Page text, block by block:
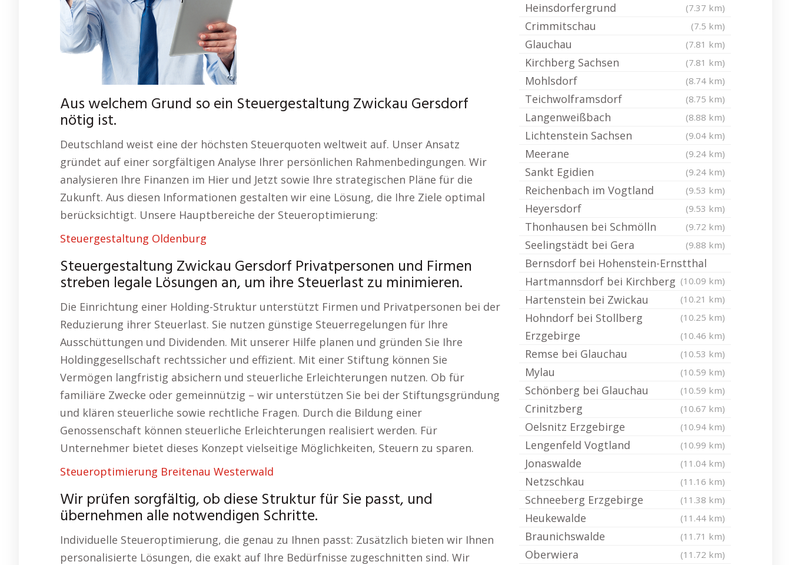
Aus welchem Grund so ein Steuergestaltung Zwickau Gersdorf
nötig ist.
Deutschland weist eine der höchsten Steuerquoten weltweit auf. Unser Ansatz
gründet auf einer sorgfältigen Analyse Ihrer persönlichen Rahmenbedingungen. Wir
analysieren Ihre Finanzen im Hier und Jetzt sowie Ihre strategischen Pläne für die
Zukunft. Aus diesen Informationen gestalten wir eine Lösung, die Ihre Ziele optimal
berücksichtigt. Unsere Hauptbereiche der Steueroptimierung:
Steuergestaltung Oldenburg
Steuergestaltung Zwickau Gersdorf Privatpersonen und Firmen
streben legale Lösungen an, um ihre Steuerlast zu minimieren.
Die Einrichtung einer Holding-Struktur unterstützt Firmen und Privatpersonen bei der
Reduzierung ihrer Steuerlast. Sie nutzen günstige Steuerregelungen für Ihre
Ausschüttungen und Dividenden. Mit unserer Hilfe planen und gründen Sie Ihre
Holdinggesellschaft rechtssicher und effizient. Mit einer Stiftung können Sie
Vermögen langfristig absichern und steuerliche Erleichterungen nutzen. Ob für
familiäre Zwecke oder gemeinnützig – wir unterstützen Sie bei der Stiftungsgründung
und klären steuerliche sowie rechtliche Fragen. Durch die Bildung einer
Genossenschaft können steuerliche Erleichterungen realisiert werden. Für
Unternehmer bietet dieses Konzept vielseitige Möglichkeiten, Steuern zu sparen.
Steueroptimierung Breitenau Westerwald
Wir prüfen sorgfältig, ob diese Struktur für Sie passt, und
übernehmen alle notwendigen Schritte.
Individuelle Steueroptimierung, die genau zu Ihnen passt: Zusätzlich bieten wir Ihnen
personalisierte Lösungen, die exakt auf Ihre Bedürfnisse zugeschnitten sind. Wir
Heinsdorfergrund (7.37 km)
Crimmitschau (7.5 km)
Glauchau (7.81 km)
Kirchberg Sachsen (7.81 km)
Mohlsdorf (8.74 km)
Teichwolframsdorf (8.75 km)
Langenweißbach (8.88 km)
Lichtenstein Sachsen (9.04 km)
Meerane (9.24 km)
Sankt Egidien (9.24 km)
Reichenbach im Vogtland (9.53 km)
Heyersdorf (9.53 km)
Thonhausen bei Schmölln (9.72 km)
Seelingstädt bei Gera (9.88 km)
Bernsdorf bei Hohenstein-Ernstthal
(10.09 km)
Hartmannsdorf bei Kirchberg
(10.21 km)
Hartenstein bei Zwickau
(10.25 km)
Hohndorf bei Stollberg
Erzgebirge
(10.46 km)
Remse bei Glauchau (10.53 km)
Mylau (10.59 km)
Schönberg bei Glauchau (10.59 km)
Crinitzberg (10.67 km)
Oelsnitz Erzgebirge (10.94 km)
Lengenfeld Vogtland (10.99 km)
Jonaswalde (11.04 km)
Netzschkau (11.16 km)
Schneeberg Erzgebirge (11.38 km)
Heukewalde (11.44 km)
Braunichswalde (11.71 km)
Oberwiera (11.72 km)